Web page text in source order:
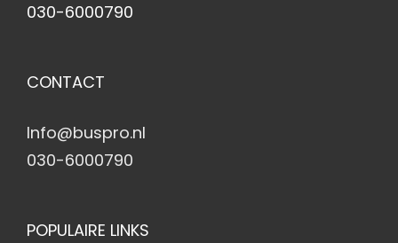
030-6000790
CONTACT
Info@buspro.nl
030-6000790
POPULAIRE LINKS